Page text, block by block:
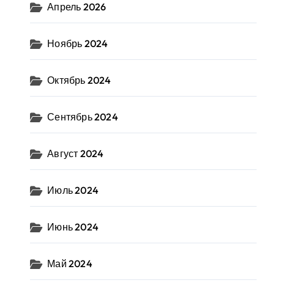
Апрель 2026
Ноябрь 2024
Октябрь 2024
Сентябрь 2024
Август 2024
Июль 2024
Июнь 2024
Май 2024